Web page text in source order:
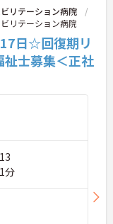
リテーション病院
リテーション病院
日☆回復期リ
士募集＜正社
分